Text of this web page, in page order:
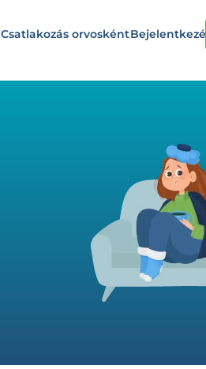
Csatlakozás orvoskéntBejelentkezés